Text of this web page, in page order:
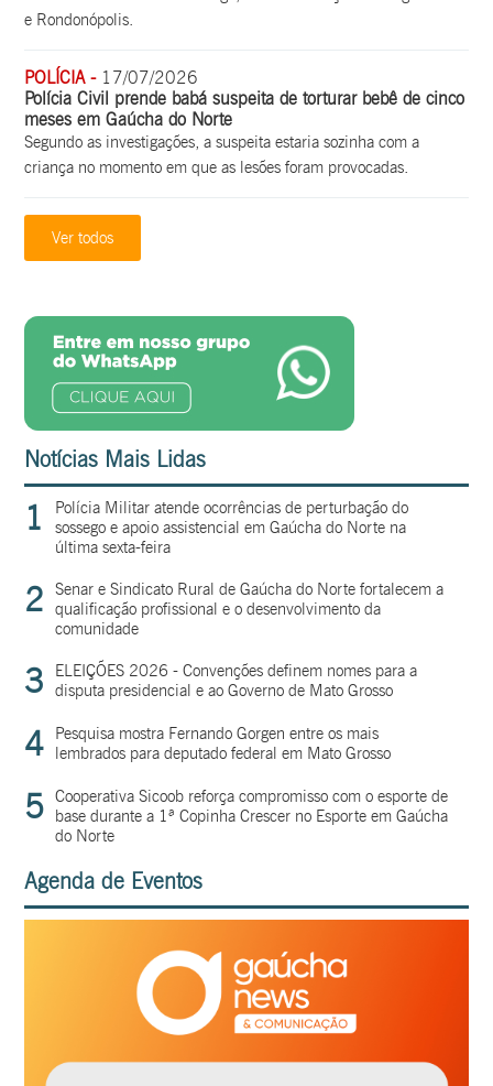
e Rondonópolis.
POLÍCIA -17/07/2026
Polícia Civil prende babá suspeita de torturar bebê de cinco
meses em Gaúcha do Norte
Segundo as investigações, a suspeita estaria sozinha com a
criança no momento em que as lesões foram provocadas.
Ver todos
Notícias Mais Lidas
1
Polícia Militar atende ocorrências de perturbação do
sossego e apoio assistencial em Gaúcha do Norte na
última sexta-feira
2
Senar e Sindicato Rural de Gaúcha do Norte fortalecem a
qualificação profissional e o desenvolvimento da
comunidade
3
ELEIÇÕES 2026 - Convenções definem nomes para a
disputa presidencial e ao Governo de Mato Grosso
4
Pesquisa mostra Fernando Gorgen entre os mais
lembrados para deputado federal em Mato Grosso
5 Cooperativa Sicoob reforça compromisso com o esporte de
base durante a 1ª Copinha Crescer no Esporte em Gaúcha
do Norte
Agenda de Eventos